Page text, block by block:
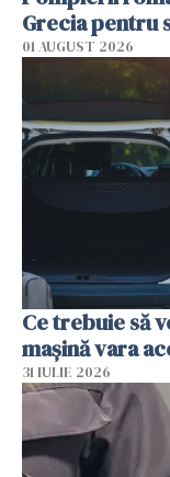
Grecia pentru
01 AUGUST 2026
Ce trebuie să
mașină vara
31 IULIE 2026